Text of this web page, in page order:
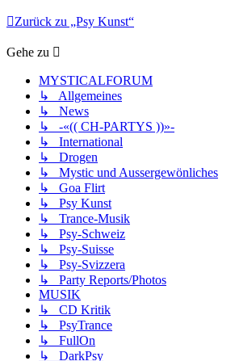
Zurück zu „Psy Kunst“
Gehe zu
MYSTICALFORUM
↳ Allgemeines
↳ News
↳ -«(( CH-PARTYS ))»-
↳ International
↳ Drogen
↳ Mystic und Aussergewönliches
↳ Goa Flirt
↳ Psy Kunst
↳ Trance-Musik
↳ Psy-Schweiz
↳ Psy-Suisse
↳ Psy-Svizzera
↳ Party Reports/Photos
MUSIK
↳ CD Kritik
↳ PsyTrance
↳ FullOn
↳ DarkPsy